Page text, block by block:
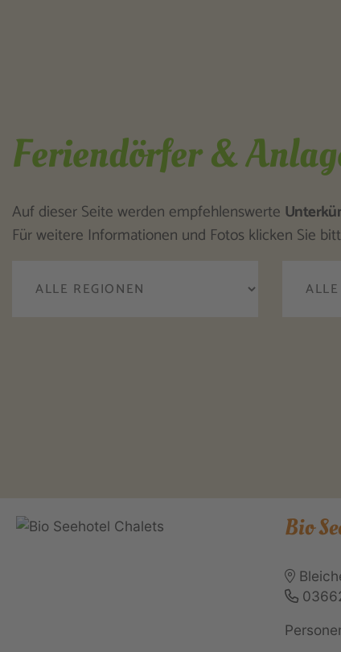
Feriendörfer &
Auf dieser Seite werden empfehlenswerte
Für weitere Informationen und Fotos klicken Sie
Bio